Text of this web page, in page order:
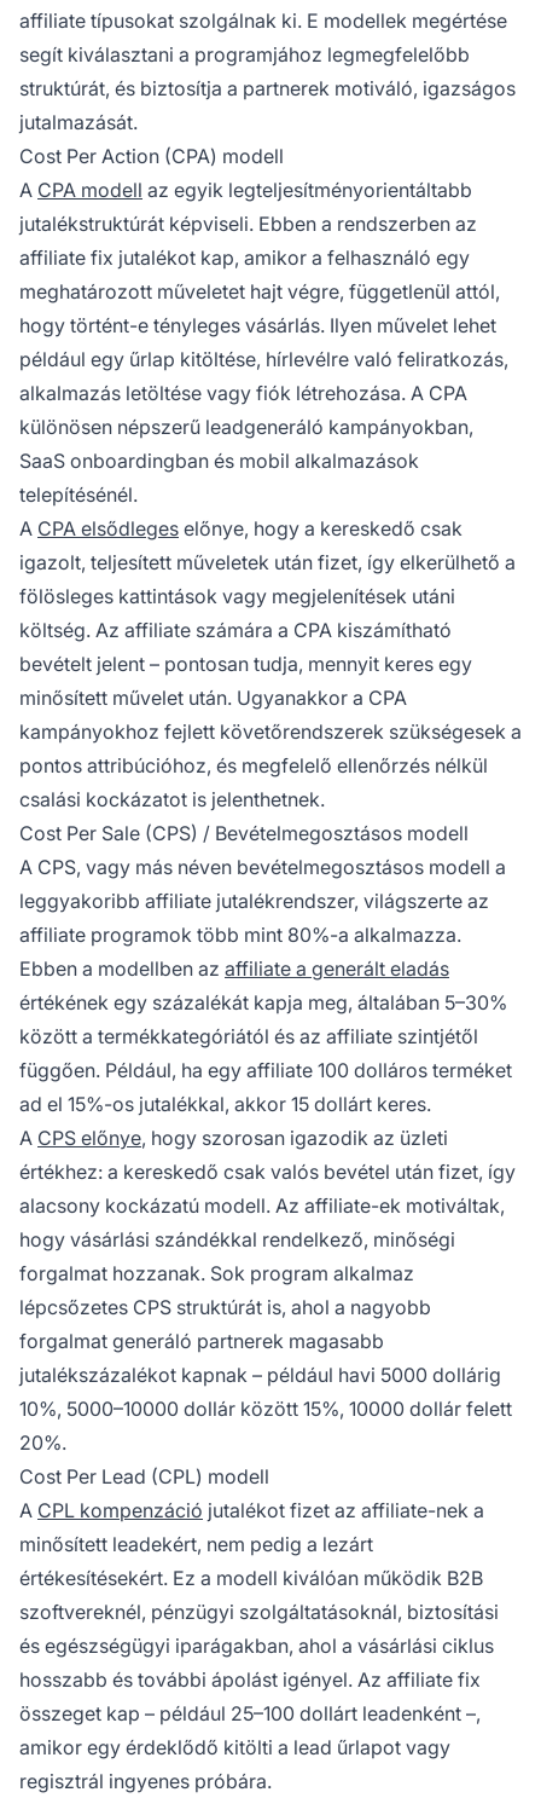
affiliate típusokat szolgálnak ki. E modellek megértése
segít kiválasztani a programjához legmegfelelőbb
struktúrát, és biztosítja a partnerek motiváló, igazságos
jutalmazását.
Cost Per Action (CPA) modell
A CPA modell az egyik legteljesítményorientáltabb
jutalékstruktúrát képviseli. Ebben a rendszerben az
affiliate fix jutalékot kap, amikor a felhasználó egy
meghatározott műveletet hajt végre, függetlenül attól,
hogy történt-e tényleges vásárlás. Ilyen művelet lehet
például egy űrlap kitöltése, hírlevélre való feliratkozás,
alkalmazás letöltése vagy fiók létrehozása. A CPA
különösen népszerű leadgeneráló kampányokban,
SaaS onboardingban és mobil alkalmazások
telepítésénél.
A CPA elsődleges előnye, hogy a kereskedő csak
igazolt, teljesített műveletek után fizet, így elkerülhető a
fölösleges kattintások vagy megjelenítések utáni
költség. Az affiliate számára a CPA kiszámítható
bevételt jelent – pontosan tudja, mennyit keres egy
minősített művelet után. Ugyanakkor a CPA
kampányokhoz fejlett követőrendszerek szükségesek a
pontos attribúcióhoz, és megfelelő ellenőrzés nélkül
csalási kockázatot is jelenthetnek.
Cost Per Sale (CPS) / Bevételmegosztásos modell
A CPS, vagy más néven bevételmegosztásos modell a
leggyakoribb affiliate jutalékrendszer, világszerte az
affiliate programok több mint 80%-a alkalmazza.
Ebben a modellben az affiliate a generált eladás
értékének egy százalékát kapja meg, általában 5–30%
között a termékkategóriától és az affiliate szintjétől
függően. Például, ha egy affiliate 100 dolláros terméket
ad el 15%-os jutalékkal, akkor 15 dollárt keres.
A CPS előnye, hogy szorosan igazodik az üzleti
értékhez: a kereskedő csak valós bevétel után fizet, így
alacsony kockázatú modell. Az affiliate-ek motiváltak,
hogy vásárlási szándékkal rendelkező, minőségi
forgalmat hozzanak. Sok program alkalmaz
lépcsőzetes CPS struktúrát is, ahol a nagyobb
forgalmat generáló partnerek magasabb
jutalékszázalékot kapnak – például havi 5000 dollárig
10%, 5000–10000 dollár között 15%, 10000 dollár felett
20%.
Cost Per Lead (CPL) modell
A CPL kompenzáció jutalékot fizet az affiliate-nek a
minősített leadekért, nem pedig a lezárt
értékesítésekért. Ez a modell kiválóan működik B2B
szoftvereknél, pénzügyi szolgáltatásoknál, biztosítási
és egészségügyi iparágakban, ahol a vásárlási ciklus
hosszabb és további ápolást igényel. Az affiliate fix
összeget kap – például 25–100 dollárt leadenként –,
amikor egy érdeklődő kitölti a lead űrlapot vagy
regisztrál ingyenes próbára.